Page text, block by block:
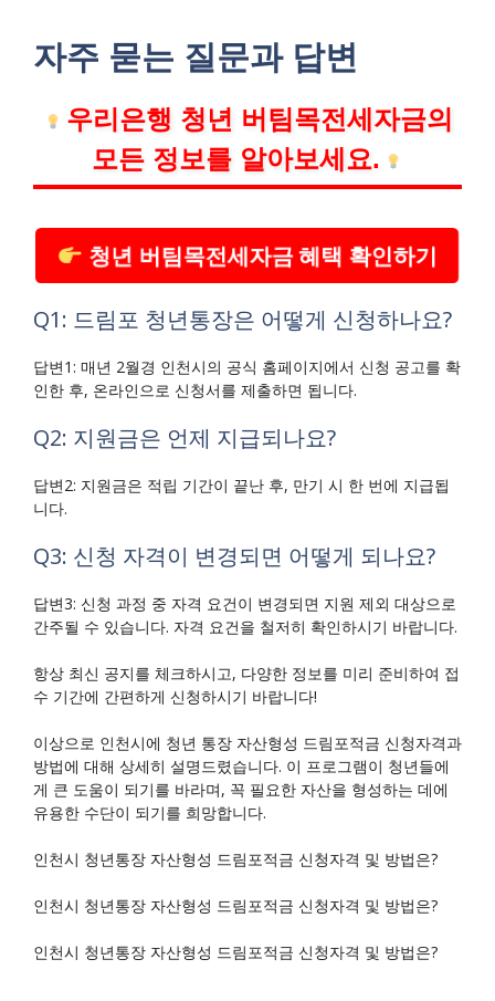
자주 묻는 질문과 답변
우리은행 청년 버팀목전세자금의
모든 정보를 알아보세요.
청년 버팀목전세자금 혜택 확인하기
Q1: 드림포 청년통장은 어떻게 신청하나요?
답변1: 매년 2월경 인천시의 공식 홈페이지에서 신청 공고를 확
인한 후, 온라인으로 신청서를 제출하면 됩니다.
Q2: 지원금은 언제 지급되나요?
답변2: 지원금은 적립 기간이 끝난 후, 만기 시 한 번에 지급됩
니다.
Q3: 신청 자격이 변경되면 어떻게 되나요?
답변3: 신청 과정 중 자격 요건이 변경되면 지원 제외 대상으로
간주될 수 있습니다. 자격 요건을 철저히 확인하시기 바랍니다.
항상 최신 공지를 체크하시고, 다양한 정보를 미리 준비하여 접
수 기간에 간편하게 신청하시기 바랍니다!
이상으로 인천시에 청년 통장 자산형성 드림포적금 신청자격과
방법에 대해 상세히 설명드렸습니다. 이 프로그램이 청년들에
게 큰 도움이 되기를 바라며, 꼭 필요한 자산을 형성하는 데에
유용한 수단이 되기를 희망합니다.
인천시 청년통장 자산형성 드림포적금 신청자격 및 방법은?
인천시 청년통장 자산형성 드림포적금 신청자격 및 방법은?
인천시 청년통장 자산형성 드림포적금 신청자격 및 방법은?